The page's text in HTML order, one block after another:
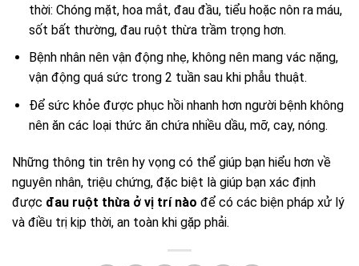
thời: Chóng mặt, hoa mắt, đau đầu, tiểu hoặc nôn ra máu,
sốt bất thường, đau ruột thừa trầm trọng hơn.
Bệnh nhân nên vận động nhẹ, không nên mang vác nặng,
vận động quá sức trong 2 tuần sau khi phẫu thuật.
Để sức khỏe được phục hồi nhanh hơn người bệnh không
nên ăn các loại thức ăn chứa nhiều dầu, mỡ, cay, nóng.
Những thông tin trên hy vọng có thể giúp bạn hiểu hơn về
nguyên nhân, triệu chứng, đặc biệt là giúp bạn xác định
được đau ruột thừa ở vị trí nào để có các biện pháp xử lý
và điều trị kịp thời, an toàn khi gặp phải.